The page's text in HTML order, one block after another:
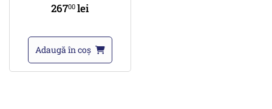
26700lei
Adaugă în coș